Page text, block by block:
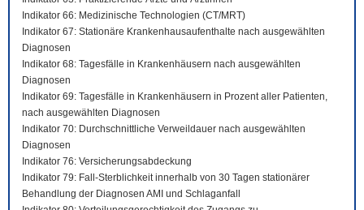
Indikator 66: Medizinische Technologien (CT/MRT)
Indikator 67: Stationäre Krankenhausaufenthalte nach ausgewählten
Diagnosen
Indikator 68: Tagesfälle in Krankenhäusern nach ausgewählten
Diagnosen
Indikator 69: Tagesfälle in Krankenhäusern in Prozent aller Patienten,
nach ausgewählten Diagnosen
Indikator 70: Durchschnittliche Verweildauer nach ausgewählten
Diagnosen
Indikator 76: Versicherungsabdeckung
Indikator 79: Fall-Sterblichkeit innerhalb von 30 Tagen stationärer
Behandlung der Diagnosen AMI und Schlaganfall